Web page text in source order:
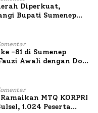
Diperkuat,
Bupati Sumenep
-81 di Sumenep
Awali dengan Doa
MTQ KORPRI
1.024 Peserta